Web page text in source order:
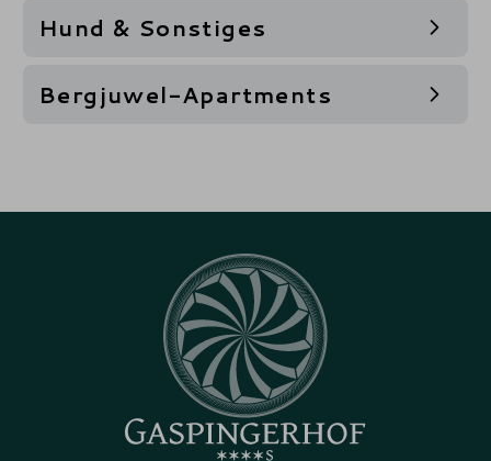
Hund & Sonstiges
Bergjuwel-Apartments